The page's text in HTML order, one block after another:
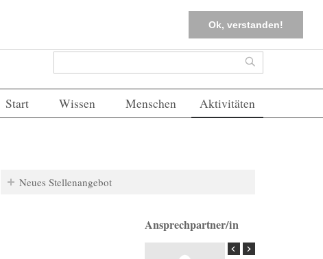
Ok, verstanden!
FAQs Einloggen
Suchformular Suche
Start Wissen Menschen Aktivitäten
Neues Stellenangebot
Ansprechpartner/in